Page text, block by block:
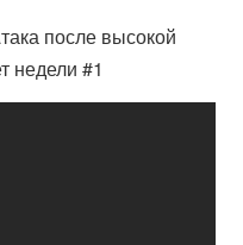
после высокой
недели #1